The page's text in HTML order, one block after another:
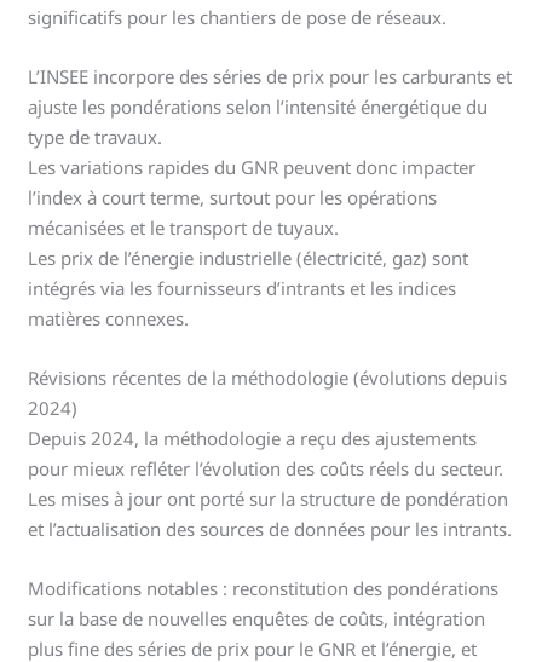
significatifs pour les chantiers de pose de réseaux.
L’INSEE incorpore des séries de prix pour les carburants et
ajuste les pondérations selon l’intensité énergétique du
type de travaux.
Les variations rapides du GNR peuvent donc impacter
l’index à court terme, surtout pour les opérations
mécanisées et le transport de tuyaux.
Les prix de l’énergie industrielle (électricité, gaz) sont
intégrés via les fournisseurs d’intrants et les indices
matières connexes.
Révisions récentes de la méthodologie (évolutions depuis
2024)
Depuis 2024, la méthodologie a reçu des ajustements
pour mieux refléter l’évolution des coûts réels du secteur.
Les mises à jour ont porté sur la structure de pondération
et l’actualisation des sources de données pour les intrants.
Modifications notables : reconstitution des pondérations
sur la base de nouvelles enquêtes de coûts, intégration
plus fine des séries de prix pour le GNR et l’énergie, et